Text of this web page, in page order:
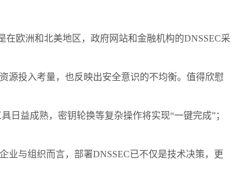
在欧洲和北美地区，政府网站和金融机构的DNSSEC采
源投入考量，也反映出安全意识的不均衡。值得欣慰
日益成熟，密钥轮换等复杂操作将实现“一键完成”；
业与组织而言，部署DNSSEC已不仅是技术决策，更